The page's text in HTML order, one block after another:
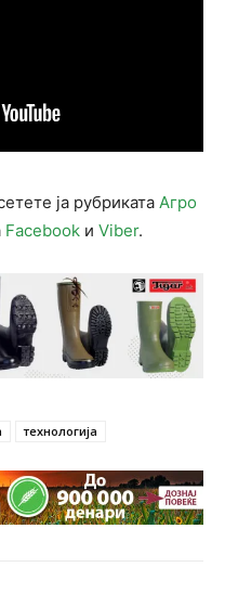
ја рубриката Агро
Facebook и Viber.
технологија